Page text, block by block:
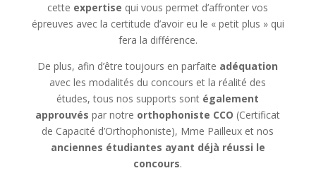
cette expertise qui vous permet d’affronter vos
épreuves avec la certitude d’avoir eu le « petit plus » qui
fera la différence.
De plus, afin d’être toujours en parfaite adéquation
avec les modalités du concours et la réalité des
études, tous nos supports sont également
approuvés par notre orthophoniste CCO (Certificat
de Capacité d’Orthophoniste), Mme Pailleux et nos
anciennes étudiantes ayant déjà réussi le
concours.